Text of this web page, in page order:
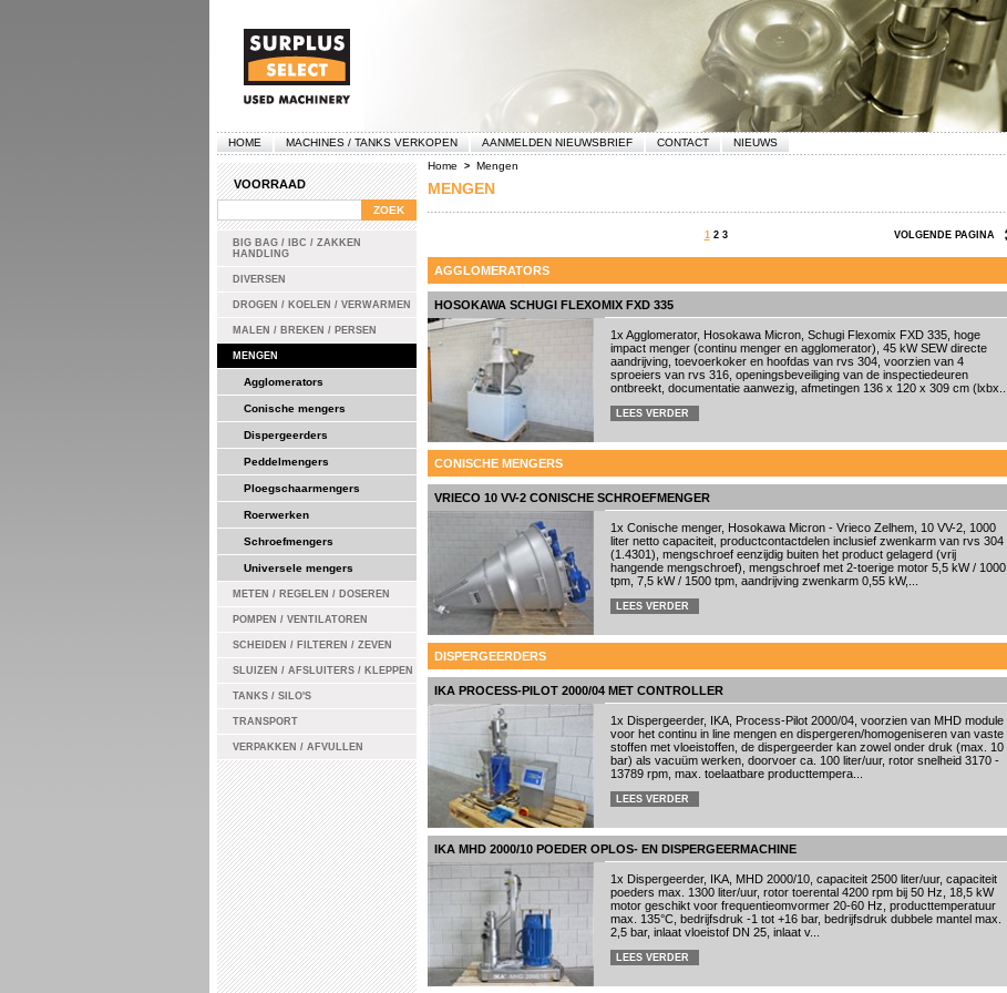
HOME MACHINES / TANKS VERKOPEN AANMELDEN NIEUWSBRIEF CONTACT NIEUWS
VOORRAAD
BIG BAG / IBC / ZAKKEN
HANDLING
DIVERSEN
DROGEN / KOELEN / VERWARMEN
MALEN / BREKEN / PERSEN
MENGEN
Agglomerators
Conische mengers
Dispergeerders
Peddelmengers
Ploegschaarmengers
Roerwerken
Schroefmengers
Universele mengers
METEN / REGELEN / DOSEREN
POMPEN / VENTILATOREN
SCHEIDEN / FILTEREN / ZEVEN
SLUIZEN / AFSLUITERS / KLEPPEN
TANKS / SILO'S
TRANSPORT
VERPAKKEN / AFVULLEN
Home > Mengen
MENGEN
VOLGENDE PAGINA
1 2 3
AGGLOMERATORS
HOSOKAWA SCHUGI FLEXOMIX FXD 335
1x Agglomerator, Hosokawa Micron, Schugi Flexomix FXD 335, hoge
impact menger (continu menger en agglomerator), 45 kW SEW directe
aandrijving, toevoerkoker en hoofdas van rvs 304, voorzien van 4
sproeiers van rvs 316, openingsbeveiliging van de inspectiedeuren
ontbreekt, documentatie aanwezig, afmetingen 136 x 120 x 309 cm (lxbx...
LEES VERDER
CONISCHE MENGERS
VRIECO 10 VV-2 CONISCHE SCHROEFMENGER
1x Conische menger, Hosokawa Micron - Vrieco Zelhem, 10 VV-2, 1000
liter netto capaciteit, productcontactdelen inclusief zwenkarm van rvs 304
(1.4301), mengschroef eenzijdig buiten het product gelagerd (vrij
hangende mengschroef), mengschroef met 2-toerige motor 5,5 kW / 1000
tpm, 7,5 kW / 1500 tpm, aandrijving zwenkarm 0,55 kW,...
LEES VERDER
DISPERGEERDERS
IKA PROCESS-PILOT 2000/04 MET CONTROLLER
1x Dispergeerder, IKA, Process-Pilot 2000/04, voorzien van MHD module
voor het continu in line mengen en dispergeren/homogeniseren van vaste
stoffen met vloeistoffen, de dispergeerder kan zowel onder druk (max. 10
bar) als vacuüm werken, doorvoer ca. 100 liter/uur, rotor snelheid 3170 -
13789 rpm, max. toelaatbare producttempera...
LEES VERDER
IKA MHD 2000/10 POEDER OPLOS- EN DISPERGEERMACHINE
1x Dispergeerder, IKA, MHD 2000/10, capaciteit 2500 liter/uur, capaciteit
poeders max. 1300 liter/uur, rotor toerental 4200 rpm bij 50 Hz, 18,5 kW
motor geschikt voor frequentieomvormer 20-60 Hz, producttemperatuur
max. 135°C, bedrijfsdruk -1 tot +16 bar, bedrijfsdruk dubbele mantel max.
2,5 bar, inlaat vloeistof DN 25, inlaat v...
LEES VERDER